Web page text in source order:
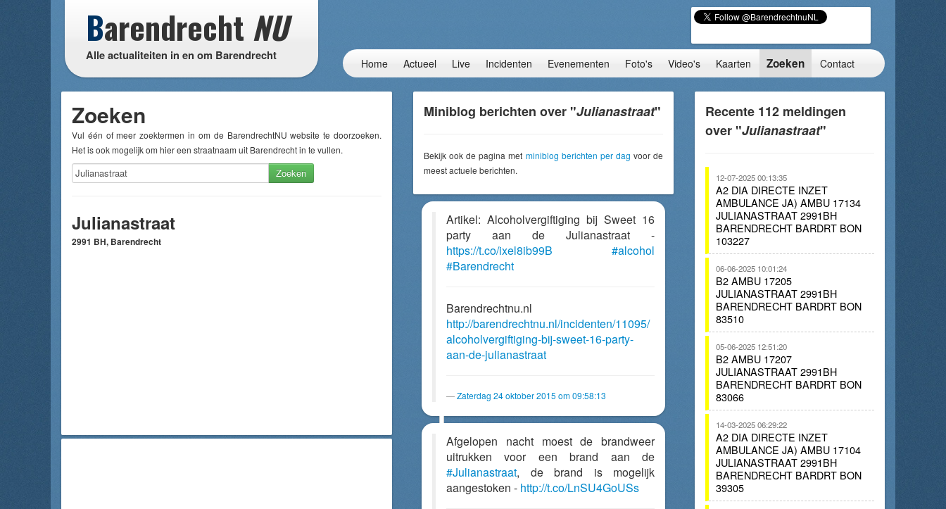
Barendrecht NU
Alle actualiteiten in en om Barendrecht
Home Actueel Live Incidenten Evenementen Foto's Video's Kaarten Zoeken Contact
Zoeken
Vul één of meer zoektermen in om de BarendrechtNU website te doorzoeken.
Het is ook mogelijk om hier een straatnaam uit Barendrecht in te vullen.
Zoeken
Julianastraat
2991 BH, Barendrecht
Miniblog berichten over "Julianastraat"
Bekijk ook de pagina met miniblog berichten per dag voor de
meest actuele berichten.
Artikel: Alcoholvergiftiging bij Sweet 16
party aan de Julianastraat -
https://t.co/ixel8ib99B
#alcohol
#Barendrecht
Barendrechtnu.nl
http://barendrechtnu.nl/incidenten/11095/
alcoholvergiftiging-bij-sweet-16-party-
aan-de-julianastraat
Zaterdag 24 oktober 2015 om 09:58:13
Afgelopen nacht moest de brandweer
uitrukken voor een brand aan de
#Julianastraat, de brand is mogelijk
aangestoken - http://t.co/LnSU4GoUSs
Recente 112 meldingen
over "Julianastraat"
12-07-2025 00:13:35
A2 DIA DIRECTE INZET
AMBULANCE JA) AMBU 17134
JULIANASTRAAT 2991BH
BARENDRECHT BARDRT BON
103227
06-06-2025 10:01:24
B2 AMBU 17205
JULIANASTRAAT 2991BH
BARENDRECHT BARDRT BON
83510
05-06-2025 12:51:20
B2 AMBU 17207
JULIANASTRAAT 2991BH
BARENDRECHT BARDRT BON
83066
14-03-2025 06:29:22
A2 DIA DIRECTE INZET
AMBULANCE JA) AMBU 17104
JULIANASTRAAT 2991BH
BARENDRECHT BARDRT BON
39305